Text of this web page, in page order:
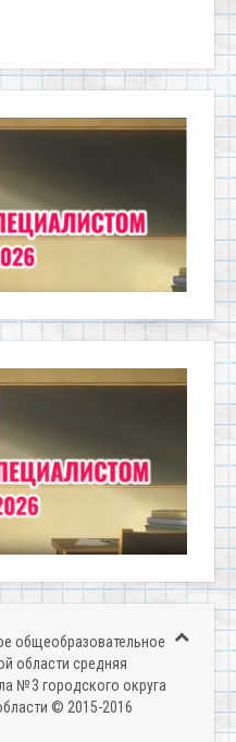
общеобразовательное
области средняя
№ 3 городского округа
© 2015-2016